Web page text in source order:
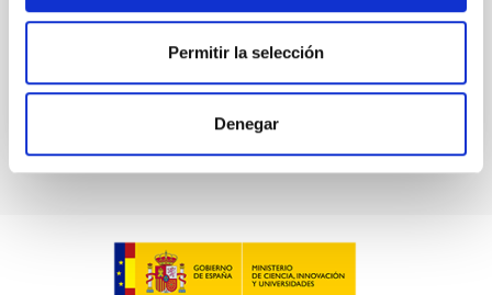
Permitir la selección
Denegar
VÍDEO DE LA CHARLA